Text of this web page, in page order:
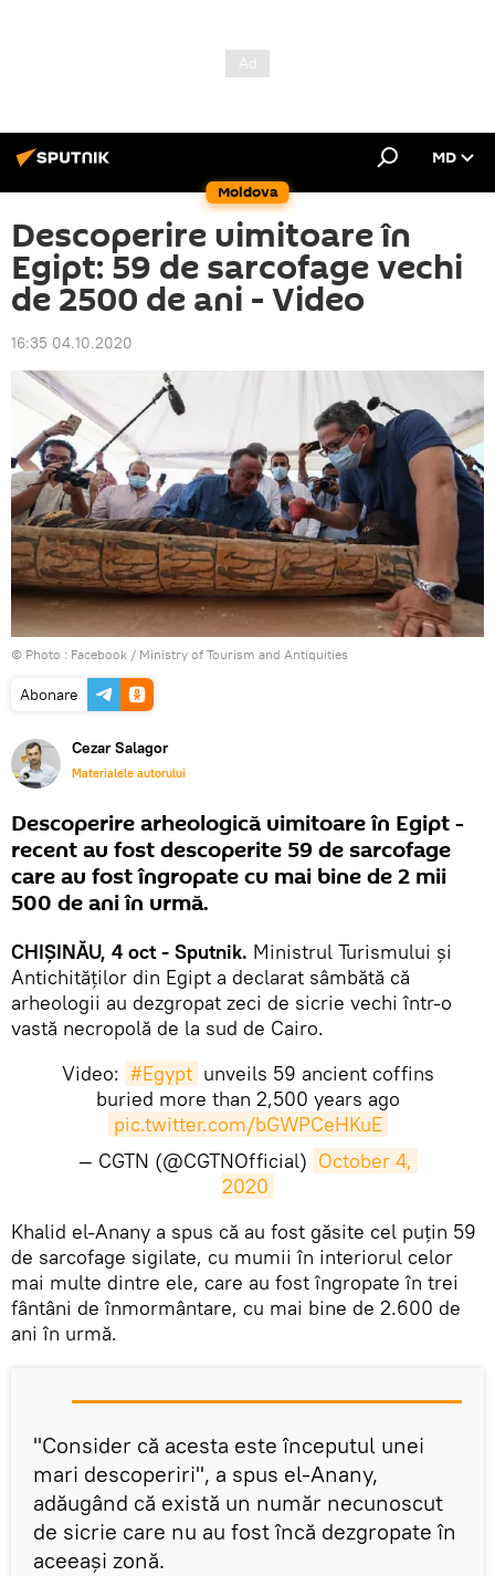
Moldova
MD
Descoperire uimitoare în
Egipt: 59 de sarcofage vechi
de 2500 de ani - Video
16:35 04.10.2020
© Photo : Facebook / Ministry of Tourism and Antiquities
Abonare
Cezar Salagor
Materialele autorului
Descoperire arheologică uimitoare în Egipt -
recent au fost descoperite 59 de sarcofage
care au fost îngropate cu mai bine de 2 mii
500 de ani în urmă.
CHIȘINĂU, 4 oct - Sputnik. Ministrul Turismului și
Antichităților din Egipt a declarat sâmbătă că
arheologii au dezgropat zeci de sicrie vechi într-o
vastă necropolă de la sud de Cairo.
Video: #Egypt unveils 59 ancient coffins
buried more than 2,500 years ago
pic.twitter.com/bGWPCeHKuE
— CGTN (@CGTNOfficial) October 4,
2020
​Khalid el-Anany a spus că au fost găsite cel puțin 59
de sarcofage sigilate, cu mumii în interiorul celor
mai multe dintre ele, care au fost îngropate în trei
fântâni de înmormântare, cu mai bine de 2.600 de
ani în urmă.
"Consider că acesta este începutul unei
mari descoperiri", a spus el-Anany,
adăugând că există un număr necunoscut
de sicrie care nu au fost încă dezgropate în
aceeași zonă.